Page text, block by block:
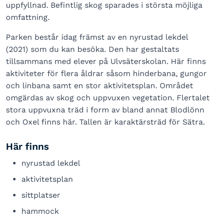
uppfyllnad. Befintlig skog sparades i största möjliga
omfattning.
Parken består idag främst av en nyrustad lekdel
(2021) som du kan besöka. Den har gestaltats
tillsammans med elever på Ulvsäterskolan. Här finns
aktiviteter för flera åldrar såsom hinderbana, gungor
och linbana samt en stor aktivitetsplan. Området
omgärdas av skog och uppvuxen vegetation. Flertalet
stora uppvuxna träd i form av bland annat Blodlönn
och Oxel finns här. Tallen är karaktärsträd för Sätra.
Här finns
nyrustad lekdel
aktivitetsplan
sittplatser
hammock